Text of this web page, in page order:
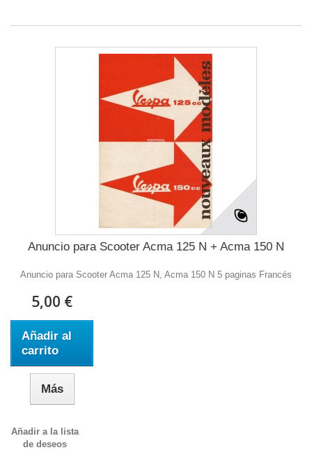
Anuncio para Scooter Acma 125 N + Acma 150 N
Anuncio para Scooter Acma 125 N, Acma 150 N 5 paginas Francés
5,00 €
Añadir al
carrito
Más
Añadir a la lista
de deseos